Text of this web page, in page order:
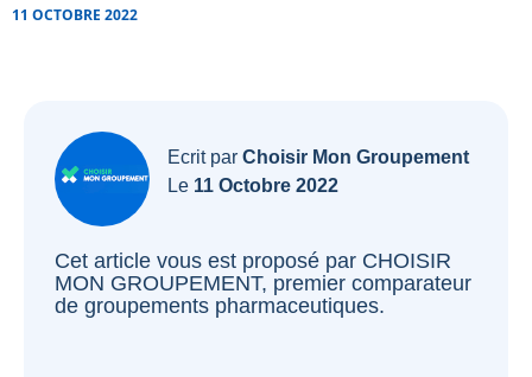
11 OCTOBRE 2022
Ecrit parChoisir Mon Groupement
Le 11 Octobre 2022
Cet article vous est proposé par CHOISIR
MON GROUPEMENT, premier comparateur
de groupements pharmaceutiques.